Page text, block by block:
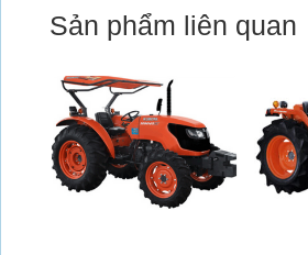
Sản phẩm liên quan